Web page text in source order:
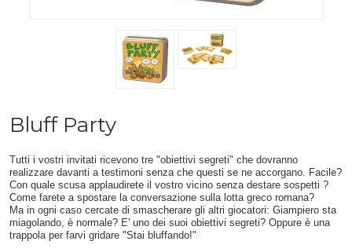
Bluff Party
Tutti i vostri invitati ricevono tre "obiettivi segreti" che dovranno
realizzare davanti a testimoni senza che questi se ne accorgano. Facile?
Con quale scusa applaudirete il vostro vicino senza destare sospetti ?
Come farete a spostare la conversazione sulla lotta greco romana?
Ma in ogni caso cercate di smascherare gli altri giocatori: Giampiero sta
miagolando, è normale? E' uno dei suoi obiettivi segreti? Oppure è una
trappola per farvi gridare "Stai bluffando!"